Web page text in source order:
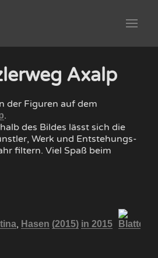
Axalp
der Figuren auf dem
.
des Bildes lässt sich die
Werk und Entstehungs-
filtern. Viel Spaß beim
, Hasen (2015) in 2015 Blatter,